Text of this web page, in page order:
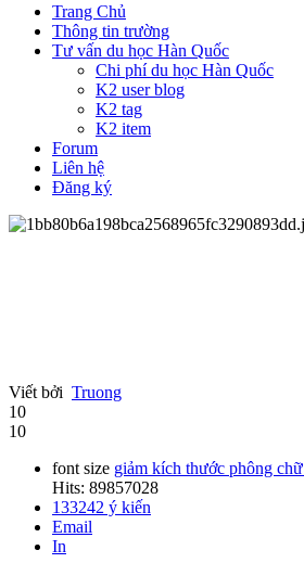
Trang Chủ
Thông tin trường
Tư vấn du học Hàn Quốc
Chi phí du học Hàn Quốc
K2 user blog
K2 tag
K2 item
Forum
Liên hệ
Đăng ký
Viết bởi Truong
10
10
font size giảm kích thước phông chữ
Hits: 89857028
133242 ý kiến
Email
In